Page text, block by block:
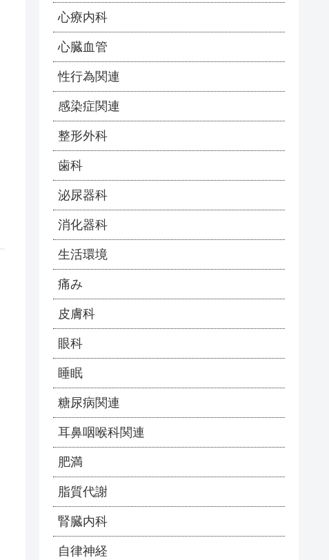
心療内科
心臓血管
性行為関連
感染症関連
整形外科
歯科
泌尿器科
消化器科
生活環境
痛み
皮膚科
眼科
睡眠
糖尿病関連
耳鼻咽喉科関連
肥満
脂質代謝
腎臓内科
自律神経